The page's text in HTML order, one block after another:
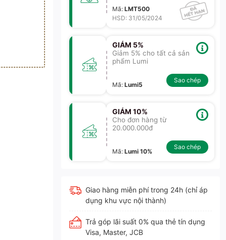
Mã:LMT500
HSD: 31/05/2024
GIẢM 5%
Giảm 5% cho tất cả sản
phẩm Lumi
Mã:Lumi5
Sao chép
GIẢM 10%
Cho đơn hàng từ
20.000.000đ
Mã:Lumi 10%
Sao chép
Giao hàng miễn phí trong 24h (chỉ áp
dụng khu vực nội thành)
Trả góp lãi suất 0% qua thẻ tín dụng
Visa, Master, JCB